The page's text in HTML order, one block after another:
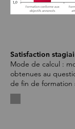
Satisfaction
Mode de calcul :
obtenues au
de fin de